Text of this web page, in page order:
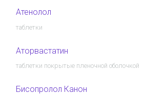
Атенолол
таблетки
Аторвастатин
таблетки покрытые пленочной оболочкой
Бисопролол Канон